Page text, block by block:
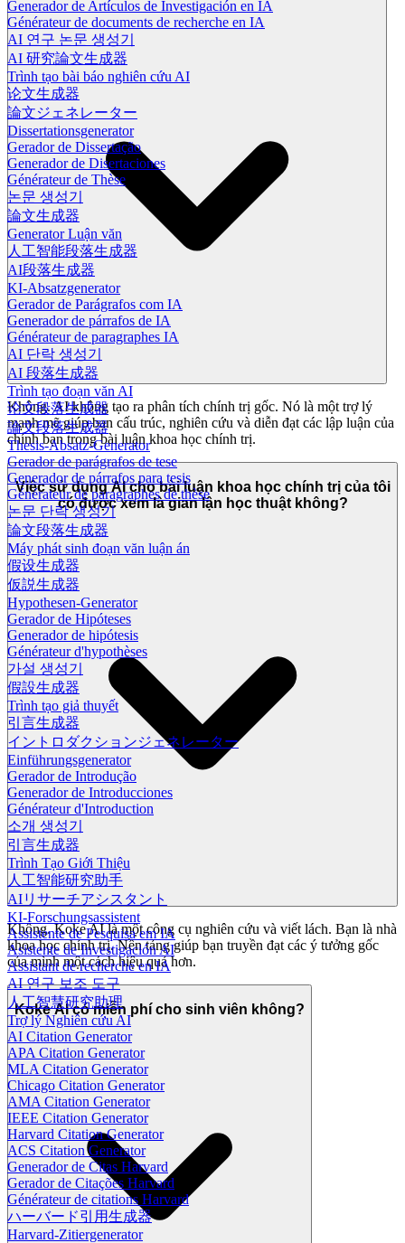
Generador de Artículos de Investigación en IA
Générateur de documents de recherche en IA
AI 연구 논문 생성기
AI 研究論文生成器
Trình tạo bài báo nghiên cứu AI
论文生成器
論文ジェネレーター
Dissertationsgenerator
Gerador de Dissertação
Generador de Disertaciones
Générateur de Thèse
논문 생성기
論文生成器
Generator Luận văn
人工智能段落生成器
AI段落生成器
KI-Absatzgenerator
Gerador de Parágrafos com IA
Generador de párrafos de IA
Générateur de paragraphes IA
AI 단락 생성기
AI 段落生成器
Trình tạo đoạn văn AI
论文段落生成器
論文段落生成器
Thesis-Absatz-Generator
Gerador de parágrafos de tese
Generador de párrafos para tesis
Générateur de paragraphes de thèse
논문 단락 생성기
論文段落生成器
Máy phát sinh đoạn văn luận án
假设生成器
仮説生成器
Hypothesen-Generator
Gerador de Hipóteses
Generador de hipótesis
Générateur d'hypothèses
가설 생성기
假設生成器
Trình tạo giả thuyết
引言生成器
イントロダクションジェネレーター
Einführungsgenerator
Gerador de Introdução
Generador de Introducciones
Générateur d'Introduction
소개 생성기
引言生成器
Trình Tạo Giới Thiệu
人工智能研究助手
AIリサーチアシスタント
KI-Forschungsassistent
Assistente de Pesquisa em IA
Asistente de Investigación AI
Assistant de recherche en IA
AI 연구 보조 도구
人工智慧研究助理
Trợ lý Nghiên cứu AI
AI Citation Generator
APA Citation Generator
MLA Citation Generator
Chicago Citation Generator
AMA Citation Generator
IEEE Citation Generator
Harvard Citation Generator
ACS Citation Generator
Generador de Citas Harvard
Gerador de Citações Harvard
Générateur de citations Harvard
ハーバード引用生成器
Harvard-Zitiergenerator
Không. AI không tạo ra phân tích chính trị gốc. Nó là một trợ lý
mạnh mẽ giúp bạn cấu trúc, nghiên cứu và diễn đạt các lập luận của
chính bạn trong bài luận khoa học chính trị.
Việc sử dụng AI cho bài luận khoa học chính trị của tôi
có được xem là gian lận học thuật không?
Không. Koke AI là một công cụ nghiên cứu và viết lách. Bạn là nhà
khoa học chính trị. Nền tảng giúp bạn truyền đạt các ý tưởng gốc
của mình một cách hiệu quả hơn.
Koke AI có miễn phí cho sinh viên không?